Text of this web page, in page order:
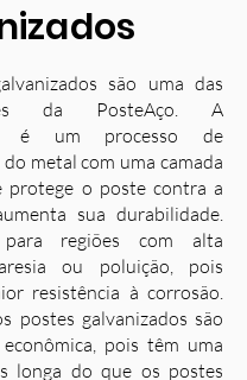
são uma das
da PosteAço. A
é um processo de
metal com uma camada
protege o poste contra a
sua durabilidade.
regiões com alta
ou poluição, pois
resistência à corrosão.
postes galvanizados são
pois têm uma
longa do que os postes